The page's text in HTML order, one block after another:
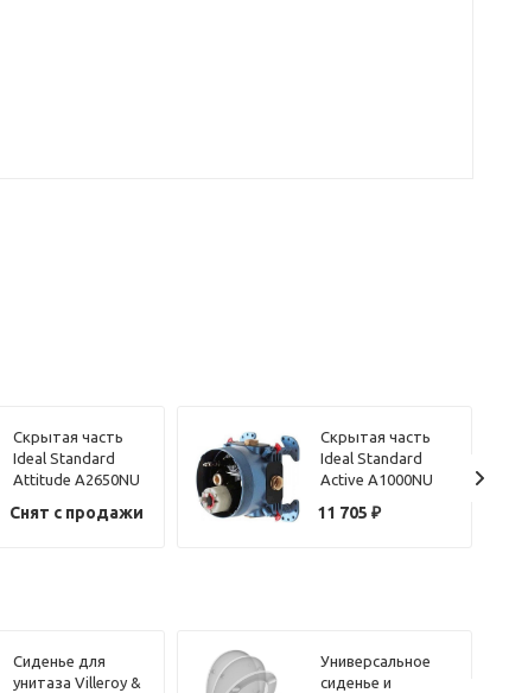
Скрытая часть
Ideal Standard
Attitude A2650NU
Снят с продажи
Скрытая часть
Ideal Standard
Active A1000NU
11 705 ₽
Сиденье для
унитаза Villeroy &
Универсальное
сиденье и